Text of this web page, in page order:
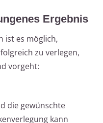
Ergebnis
ist es möglich,
zu verlegen,
vorgeht:
die gewünschte
kann